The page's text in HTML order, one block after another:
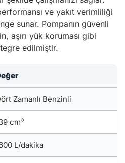
ve yakıt verimliliği
sunar. Pompanın güvenli
aşırı yük koruması gibi
edilmiştir.
Zamanlı Benzinli
cm³
L/dakika